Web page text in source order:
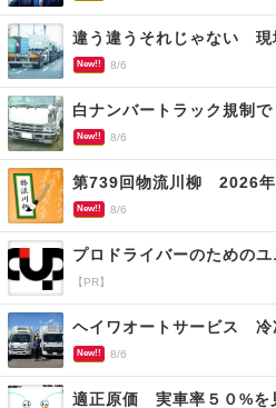
New!! 8/6
New!! 8/6
第739回物流川柳 2026年
New!! 8/6
プロドライバーのためのユ
【PR】
New!! 8/6